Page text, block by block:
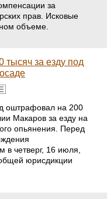
за
прав. Исковые
объеме.
за езду под
оштрафовал на 200
Макаров за езду на
опьянения. Перед
в четверг, 16 июля,
юрисдикции